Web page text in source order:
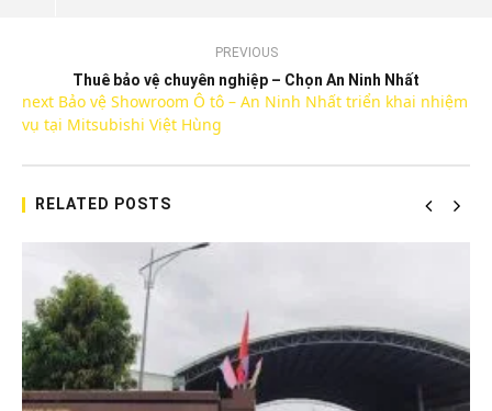
PREVIOUS
Thuê bảo vệ chuyên nghiệp – Chọn An Ninh Nhất
next Bảo vệ Showroom Ô tô – An Ninh Nhất triển khai nhiệm
vụ tại Mitsubishi Việt Hùng
RELATED POSTS